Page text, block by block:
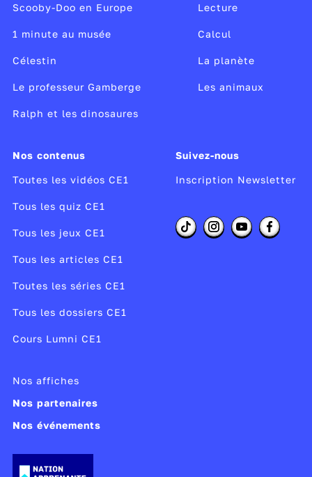
Scooby-Doo en Europe
1 minute au musée
Célestin
Le professeur Gamberge
Ralph et les dinosaures
Lecture
Calcul
La planète
Les animaux
Nos contenus
Toutes les vidéos CE1
Tous les quiz CE1
Tous les jeux CE1
Tous les articles CE1
Toutes les séries CE1
Tous les dossiers CE1
Cours Lumni CE1
Suivez-nous
Inscription Newsletter
Nos affiches
Nos partenaires
Nos événements